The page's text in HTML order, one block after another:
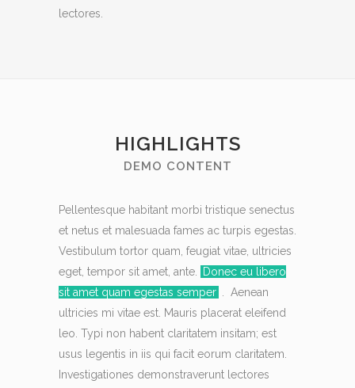
lectores.
HIGHLIGHTS
DEMO CONTENT
Pellentesque habitant morbi tristique senectus
et netus et malesuada fames ac turpis egestas.
Vestibulum tortor quam, feugiat vitae, ultricies
eget, tempor sit amet, ante.
Donec eu libero
sit amet quam egestas semper
. Aenean
ultricies mi vitae est. Mauris placerat eleifend
leo. Typi non habent claritatem insitam; est
usus legentis in iis qui facit eorum claritatem.
Investigationes demonstraverunt lectores